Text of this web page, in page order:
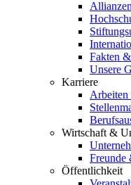
Fakten
Unsere
Karriere
Arbeiten
Wirtschaft &
Freunde
Öffentlichkeit